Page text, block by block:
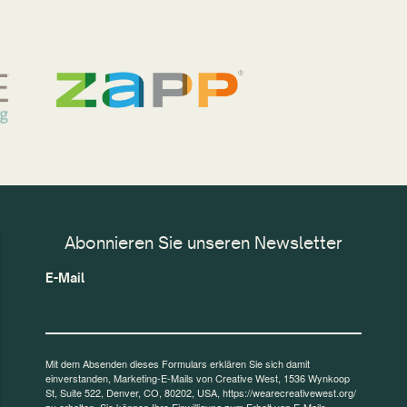
Abonnieren Sie unseren Newsletter
E-Mail
Mit dem Absenden dieses Formulars erklären Sie sich damit
einverstanden, Marketing-E-Mails von Creative West, 1536 Wynkoop
St, Suite 522, Denver, CO, 80202, USA, https://wearecreativewest.org/